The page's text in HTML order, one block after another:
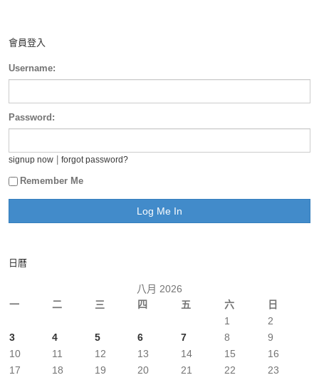
會員登入
Username:
Password:
signup now forgot password?
Remember Me
日曆
八月 2026
一
二 三 四 五 六 日
1
2
3
4 5 6 7 8
9
10
11 12 13 14 15
16
17
18 19 20 21 22
23